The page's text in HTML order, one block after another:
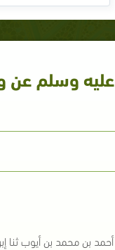
عليه وسلم عن
أحمد بن محمد بن أيوب